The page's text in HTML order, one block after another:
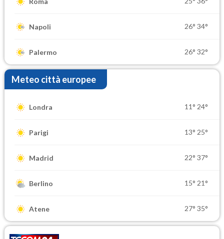
Napoli 26° 34°
Palermo 26° 32°
Meteo città europee
Londra 11° 24°
Parigi 13° 25°
Madrid 22° 37°
Berlino 15° 21°
Atene 27° 35°